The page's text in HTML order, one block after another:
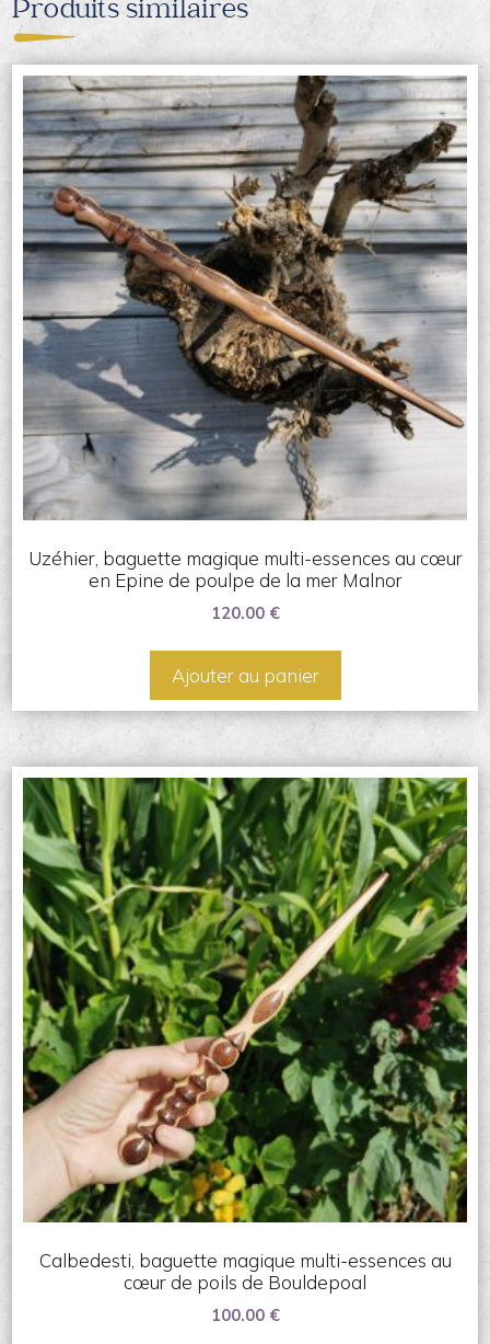
Produits similaires
Uzéhier, baguette magique multi-essences au cœur
en Epine de poulpe de la mer Malnor
120.00 €
Ajouter au panier
Calbedesti, baguette magique multi-essences au
cœur de poils de Bouldepoal
100.00 €